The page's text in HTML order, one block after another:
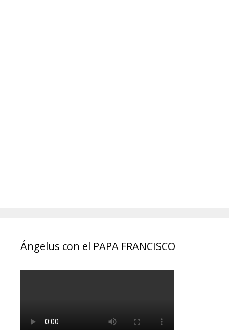
Ángelus con el PAPA FRANCISCO